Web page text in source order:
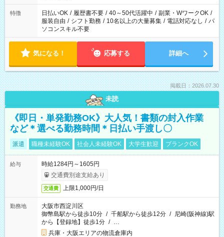
特徴 日払いOK / 履歴書不要 / 40～50代活躍中 / 副業・WワークOK /
服装自由 / シフト勤務 / 10名以上の大量募集 / 電話対応なし / パ
ソコンスキル不要
気になる！ 応募する 詳細へ
掲載日：2026.07.30
未読
《即日・単発勤務OK》大人気！書類の封入作業
など＊選べる勤務時間＊日払い手渡し〇
派遣 職種未経験OK 社会人未経験OK 大学生歓迎 ブランクOK
給与
時給1284円～1605円
交通費別途支給あり
交通費 上限1,000円/日
勤務地
大阪市西淀川区
御幣島駅から徒歩10分 / 千船駅から徒歩12分 / 尼崎(阪神線)駅
から【登録地】徒歩1分 / …
兵庫・大阪エリアの物流倉庫内